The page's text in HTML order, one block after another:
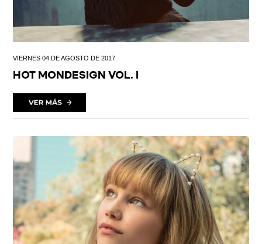
VIERNES 04 DE AGOSTO DE 2017
HOT MONDESIGN VOL. I